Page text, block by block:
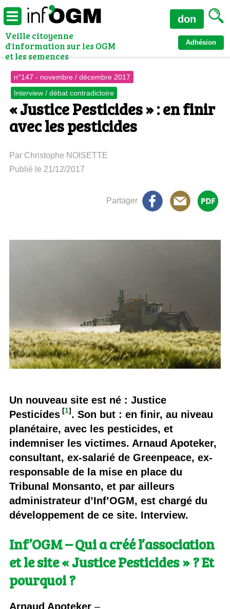
Veille citoyenne
d'information sur les OGM
et les semences
Adhésion
don
n°147 - novembre / décembre 2017
Interview / débat contradictoire
« Justice Pesticides » : en finir
avec les pesticides
Par Christophe NOISETTE
Publié le 21/12/2017
Partager
Un nouveau site est né : Justice
Pesticides [1]. Son but : en finir, au niveau
planétaire, avec les pesticides, et
indemniser les victimes. Arnaud Apoteker,
consultant, ex-salarié de Greenpeace, ex-
responsable de la mise en place du
Tribunal Monsanto, et par ailleurs
administrateur d’Inf’OGM, est chargé du
développement de ce site. Interview.
Inf’OGM – Qui a créé l’association
et le site « Justice Pesticides » ? Et
pourquoi ?
Arnaud Apoteker–